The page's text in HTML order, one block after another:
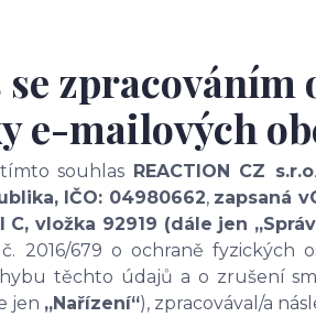
se
e-mailových
souhlas REACTION CZ s.r.o.
IČO: 04980662, zapsaná v
C, vložka 92919 (dále jen
2016/679 o ochraně fyzických
těchto údajů a o zrušení
jen „Nařízení“), zpracovával/a